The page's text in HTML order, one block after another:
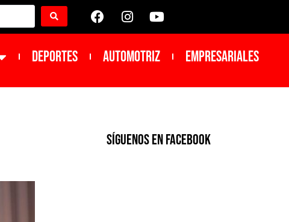
DEPORTES Automotriz Empresariales
SíGUENOS EN FACEBOOK